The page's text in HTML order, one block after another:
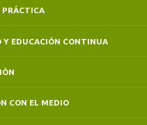
PRÁCTICA
Y EDUCACIÓN CONTINUA
CON EL MEDIO